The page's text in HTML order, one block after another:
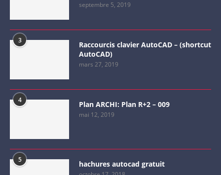
septembre 5, 2019
3
Raccourcis clavier AutoCAD – (shortcut
AutoCAD)
mars 27, 2019
4 Plan ARCHI: Plan R+2 – 009
mai 12, 2019
5 hachures autocad gratuit